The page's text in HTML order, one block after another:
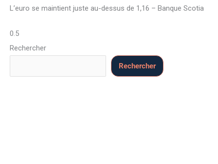
L’euro se maintient juste au-dessus de 1,16 – Banque Scotia
Rechercher
Rechercher